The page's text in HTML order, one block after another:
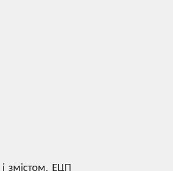
змістом, ЕЦП